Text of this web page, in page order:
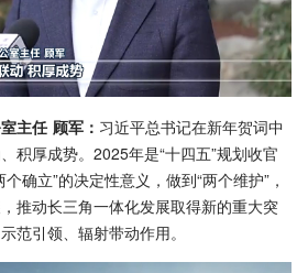
主任 顾军： 习近平总书记在新年贺词中
积厚成势。2025年是“十四五”规划收官
确立”的决定性意义，做到“两个维护”，
推动长三角一体化发展取得新的重大突
范引领、辐射带动作用。